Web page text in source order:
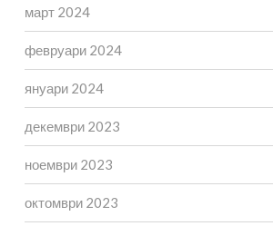
март 2024
февруари 2024
януари 2024
декември 2023
ноември 2023
октомври 2023